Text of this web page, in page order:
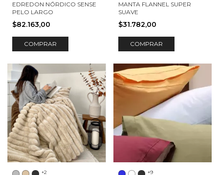
EDREDON NÓRDICO SENSE
PELO LARGO
$82.163,00
COMPRAR
MANTA FLANNEL SUPER
SUAVE
$31.782,00
COMPRAR
+2 +9